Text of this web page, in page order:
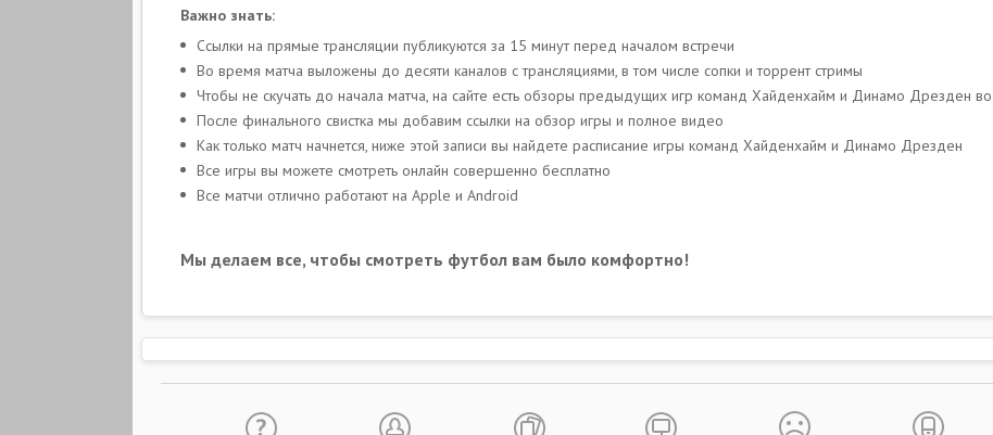
Важно знать:
Ссылки на прямые трансляции публикуются за 15 минут перед началом встречи
Во время матча выложены до десяти каналов с трансляциями, в том числе сопки и торрент стримы
Чтобы не скучать до начала матча, на сайте есть обзоры предыдущих игр команд Хайденхайм и Динамо Дрезден во
После финального свистка мы добавим ссылки на обзор игры и полное видео
Как только матч начнется, ниже этой записи вы найдете расписание игры команд Хайденхайм и Динамо Дрезден
Все игры вы можете смотреть онлайн совершенно бесплатно
Все матчи отлично работают на Apple и Android
Мы делаем все, чтобы смотреть футбол вам было комфортно!